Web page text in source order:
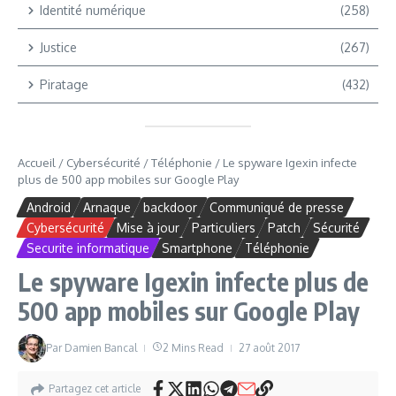
Identité numérique (258)
Justice (267)
Piratage (432)
Accueil / Cybersécurité /Téléphonie / Le spyware Igexin infecte
plus de 500 app mobiles sur Google Play
Android Arnaque backdoor
Communiqué de presse
Cybersécurité
Mise à jour Particuliers Patch
Sécurité
Securite informatique
Smartphone Téléphonie
Le spyware Igexin infecte plus de
500 app mobiles sur Google Play
Par Damien Bancal 2 Mins Read 27 août 2017
Partagez cet article